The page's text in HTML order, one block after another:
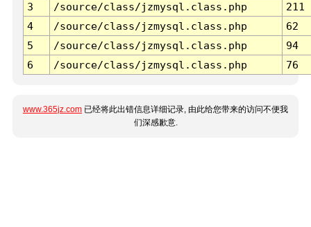
3 /source/class/jzmysql.class.php
211
4
/source/class/jzmysql.class.php
62
5
/source/class/jzmysql.class.php
94
6
/source/class/jzmysql.class.php 76
www.365jz.com 已经将此出错信息详细记录, 由此给您带来的访问不便我
们深感歉意.